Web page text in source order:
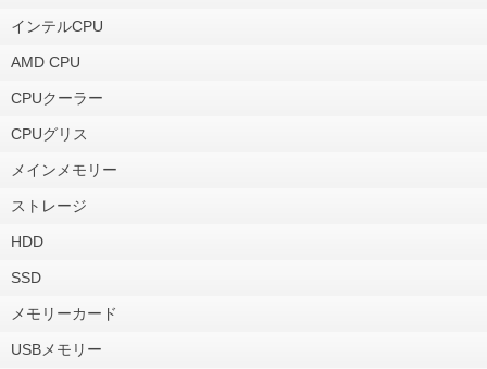
インテルCPU
AMD CPU
CPUクーラー
CPUグリス
メインメモリー
ストレージ
HDD
SSD
メモリーカード
USBメモリー